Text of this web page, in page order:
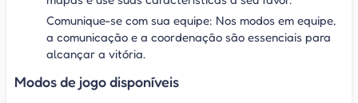
Comunique-se com sua equipe: Nos modos em equipe,
a comunicação e a coordenação são essenciais para
alcançar a vitória.
Modos de jogo disponíveis